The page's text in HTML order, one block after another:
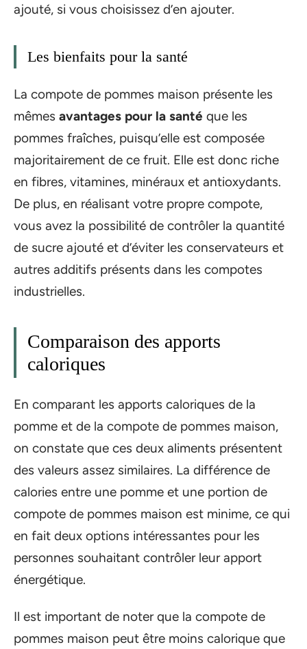
ajouté, si vous choisissez d’en ajouter.
Les bienfaits pour la santé
La compote de pommes maison présente les
mêmes avantages pour la santé que les
pommes fraîches, puisqu’elle est composée
majoritairement de ce fruit. Elle est donc riche
en fibres, vitamines, minéraux et antioxydants.
De plus, en réalisant votre propre compote,
vous avez la possibilité de contrôler la quantité
de sucre ajouté et d’éviter les conservateurs et
autres additifs présents dans les compotes
industrielles.
Comparaison des apports
caloriques
En comparant les apports caloriques de la
pomme et de la compote de pommes maison,
on constate que ces deux aliments présentent
des valeurs assez similaires. La différence de
calories entre une pomme et une portion de
compote de pommes maison est minime, ce qui
en fait deux options intéressantes pour les
personnes souhaitant contrôler leur apport
énergétique.
Il est important de noter que la compote de
pommes maison peut être moins calorique que